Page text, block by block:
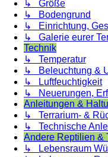
↳ Größe
↳ Bodengrund
↳ Einrichtung,
↳ Galerie eurer
Technik
↳ Temperatur
↳ Beleuchtung &
↳ Luftfeuchtigkeit
↳ Neuerungen,
Anleitungen &
↳ Terrarium- &
↳ Technische
Andere Reptilien &
↳ Lebensraum